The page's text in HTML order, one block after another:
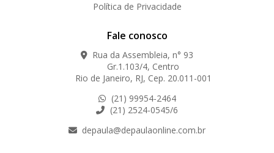
Política de Privacidade
Fale conosco
Rua da Assembleia, n° 93
Gr.1.103/4, Centro
Rio de Janeiro, RJ, Cep. 20.011-001
(21) 99954-2464
(21) 2524-0545/6
depaula@depaulaonline.com.br